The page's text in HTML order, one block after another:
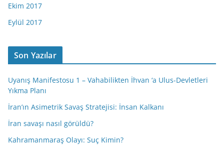
Ekim 2017
Eylül 2017
Son Yazılar
Uyanış Manifestosu 1 – Vahabilikten İhvan ‘a Ulus-Devletleri
Yıkma Planı
İran’ın Asimetrik Savaş Stratejisi: İnsan Kalkanı
İran savaşı nasıl görüldü?
Kahramanmaraş Olayı: Suç Kimin?